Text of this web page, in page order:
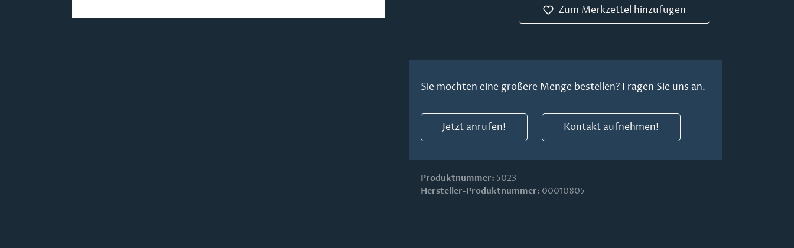
Zum Merkzettel hinzufügen
Sie möchten eine größere Menge bestellen? Fragen Sie uns an.
Jetzt anrufen! Kontakt aufnehmen!
Produktnummer: 5023
Hersteller-Produktnummer: 00010805